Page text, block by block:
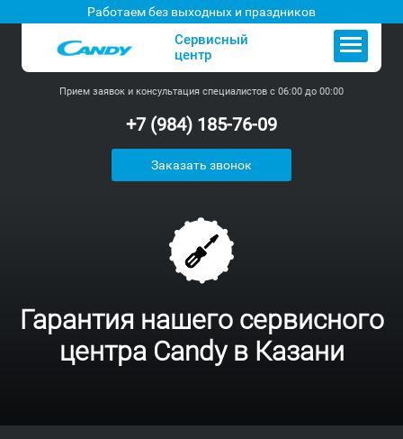
Работаем без выходных и праздников
Сервисный
центр
Прием заявок и консультация специалистов с 06:00 до 00:00
+7 (984) 185-76-09
Заказать звонок
Гарантия нашего сервисного
центра Candy в Казани